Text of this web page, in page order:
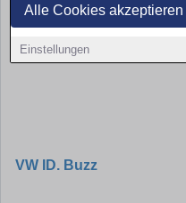
Alle Cookies akzeptieren
Einstellungen
VW ID. Buzz